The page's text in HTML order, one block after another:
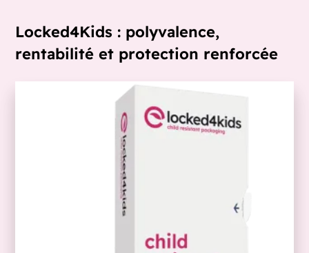
Locked4Kids : polyvalence,
rentabilité et protection renforcée